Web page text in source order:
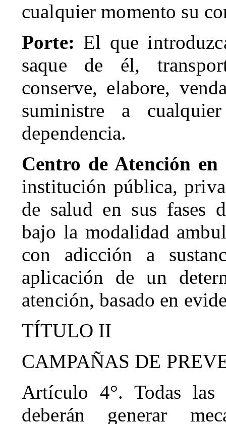
cualquier momento su
Porte: El que
saque de él,
conserve, elabore,
suministre a
dependencia.
Centro de Atención
institución pública,
de salud en sus fases
bajo la modalidad
con adicción a
aplicación de un
atención, basado en
TÍTULO II
CAMPAÑAS DE
Artículo 4°. Todas las
deberán generar